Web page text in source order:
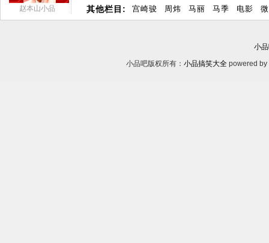
赵本山小品 其他栏目: 宫崎骏 周炜 马丽 马季 电影
小
小品吧版权所有： 小品搞笑大全 powered by